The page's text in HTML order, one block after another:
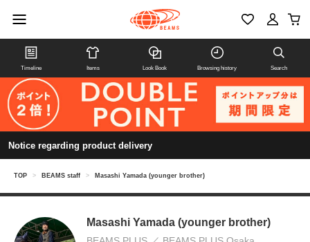
Timeline Items Look Book Browsing history Search
Notice regarding product delivery
TOP > BEAMS staff > Masashi Yamada (younger brother)
Masashi Yamada (younger brother)